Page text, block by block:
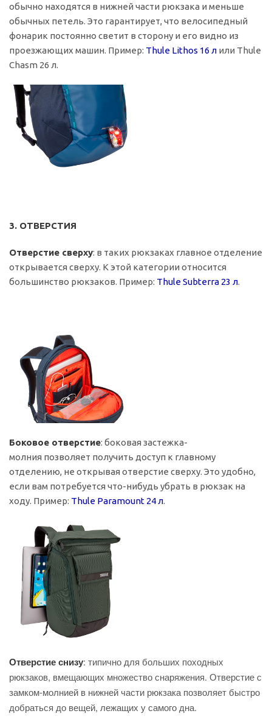
обычно находятся в нижней части рюкзака и меньше
обычных петель. Это гарантирует, что велосипедный
фонарик постоянно светит в сторону и его видно из
проезжающих машин. Пример: Thule Lithos 16 л или Thule
Chasm 26 л.
3. ОТВЕРСТИЯ
Отверстие сверху: в таких рюкзаках главное отделение
открывается сверху. К этой категории относится
большинство рюкзаков. Пример: Thule Subterra 23 л.
Боковое отверстие: боковая застежка-
молния позволяет получить доступ к главному
отделению, не открывая отверстие сверху. Это удобно,
если вам потребуется что-нибудь убрать в рюкзак на
ходу. Пример: Thule Paramount 24л.
Отверстие снизу: типично для больших походных
рюкзаков, вмещающих множество снаряжения. Отверстие с
замком-молнией в нижней части рюкзака позволяет быстро
добраться до вещей, лежащих у самого дна.